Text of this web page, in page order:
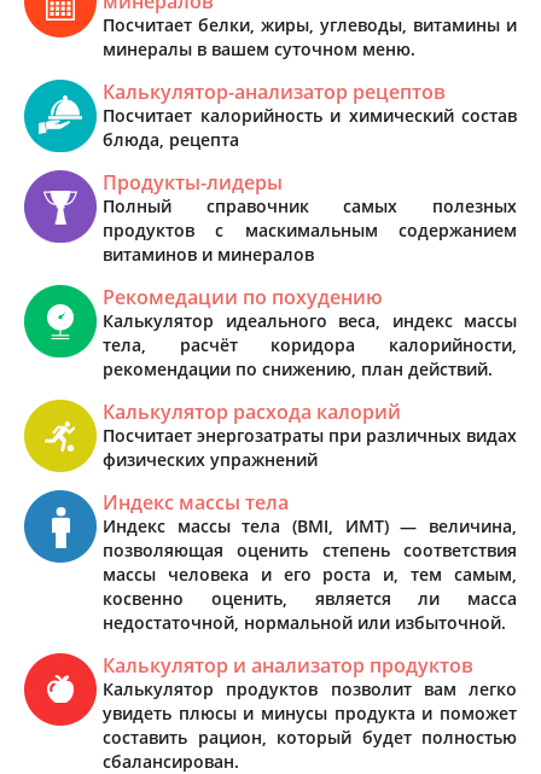
Посчитает белки, жиры, углеводы, витамины и
минералы в вашем суточном меню.
Калькулятор-анализатор рецептов
Посчитает калорийность и химический состав
блюда, рецепта
Продукты-лидеры
Полный справочник самых полезных
продуктов с маскимальным содержанием
витаминов и минералов
Рекомедации по похудению
Калькулятор идеального веса, индекс массы
тела, расчёт коридора калорийности,
рекомендации по снижению, план действий.
Калькулятор расхода калорий
Посчитает энергозатраты при различных видах
физических упражнений
Индекс массы тела
Индекс массы тела (BMI, ИМТ) — величина,
позволяющая оценить степень соответствия
массы человека и его роста и, тем самым,
косвенно оценить, является ли масса
недостаточной, нормальной или избыточной.
Калькулятор и анализатор продуктов
Калькулятор продуктов позволит вам легко
увидеть плюсы и минусы продукта и поможет
составить рацион, который будет полностью
сбалансирован.